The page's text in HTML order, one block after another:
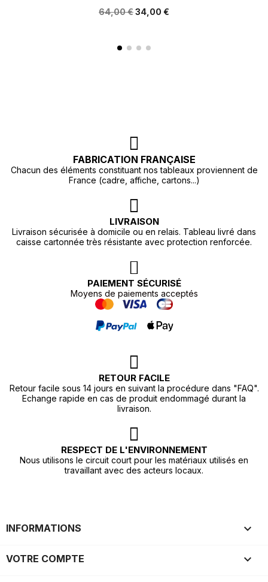
64,00 €34,00 €
FABRICATION FRANÇAISE
Chacun des éléments constituant nos tableaux proviennent de
France (cadre, affiche, cartons...)
LIVRAISON
Livraison sécurisée à domicile ou en relais. Tableau livré dans
caisse cartonnée très résistante avec protection renforcée.
PAIEMENT SÉCURISÉ
Moyens de paiements acceptés
RETOUR FACILE
Retour facile sous 14 jours en suivant la procédure dans "FAQ".
Echange rapide en cas de produit endommagé durant la
livraison.
RESPECT DE L'ENVIRONNEMENT
Nous utilisons le circuit court pour les matériaux utilisés en
travaillant avec des acteurs locaux.
INFORMATIONS 
VOTRE COMPTE 